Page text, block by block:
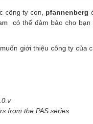
công ty con, pfannenberg
có thể đảm bảo cho
giới thiệu công ty của
from the PAS series